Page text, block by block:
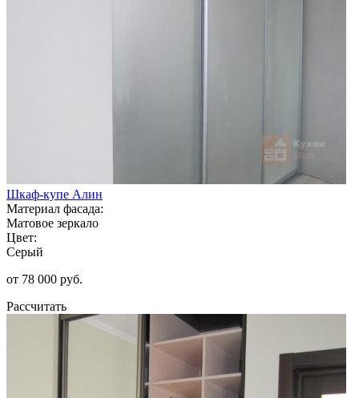
Шкаф-купе Алин
Материал фасада:
Матовое зеркало
Цвет:
Серый
от 78 000 руб.
Рассчитать